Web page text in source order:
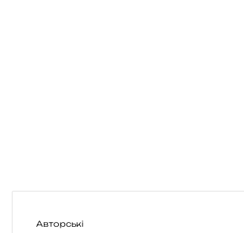
К
Авторські